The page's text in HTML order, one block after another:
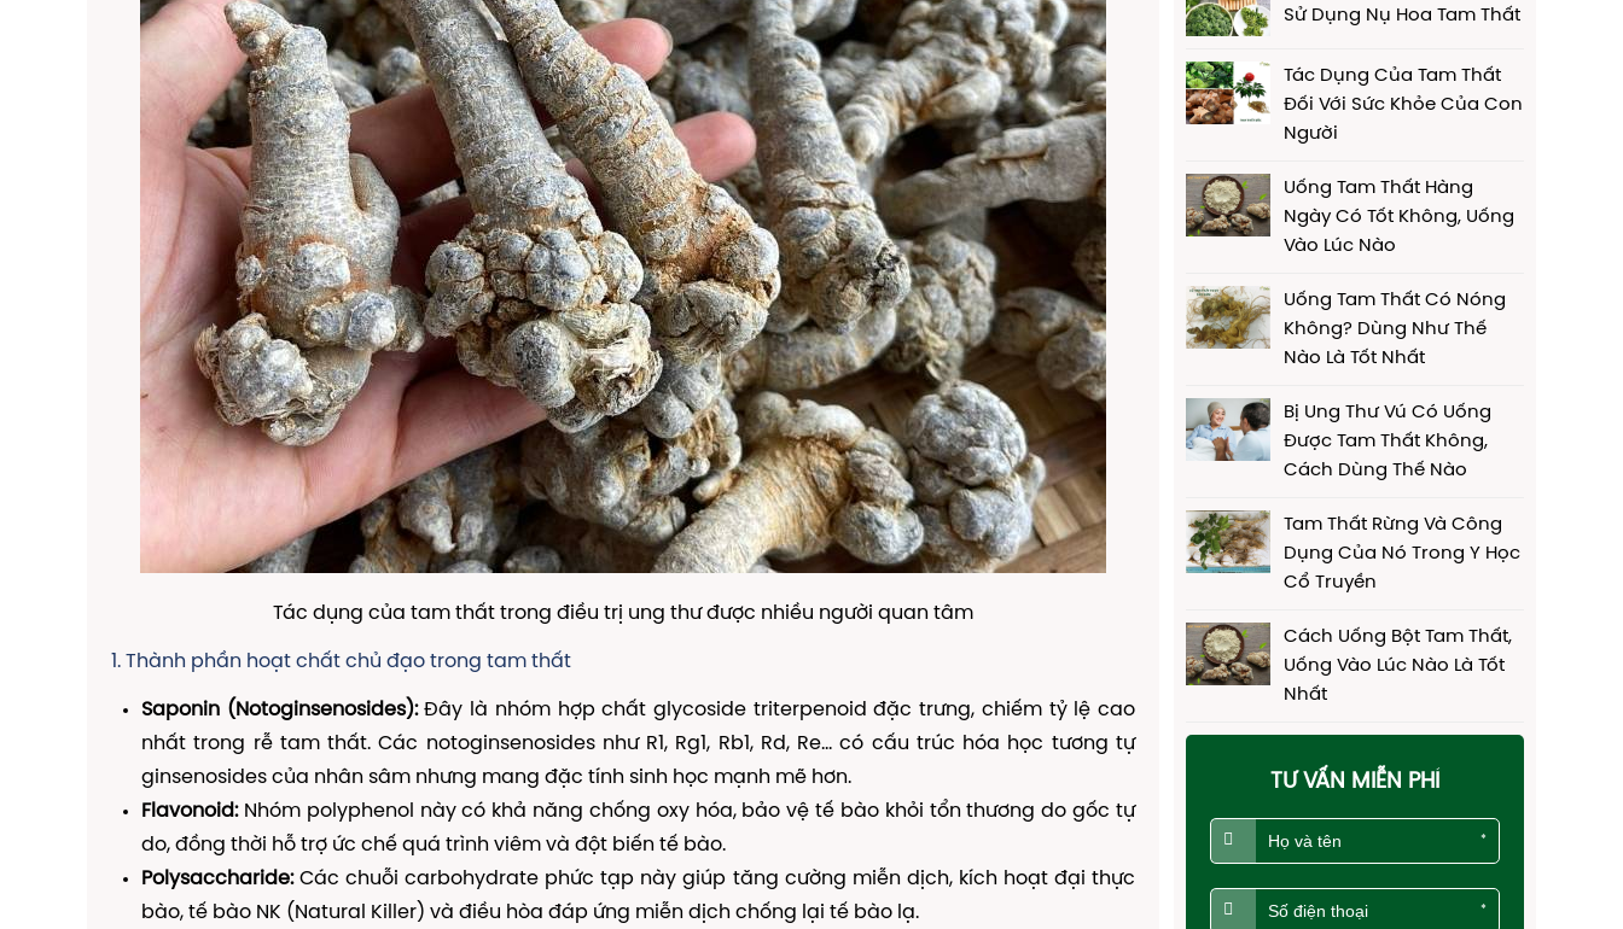
Tác dụng của tam thất trong điều trị ung thư được nhiều người quan tâm
1. Thành phần hoạt chất chủ đạo trong tam thất
Saponin (Notoginsenosides):Đây là nhóm hợp chất glycoside triterpenoid đặc trưng, chiếm tỷ lệ cao
nhất trong rễ tam thất. Các notoginsenosides như R1, Rg1, Rb1, Rd, Re... có cấu trúc hóa học tương tự
ginsenosides của nhân sâm nhưng mang đặc tính sinh học mạnh mẽ hơn.
Flavonoid:Nhóm polyphenol này có khả năng chống oxy hóa, bảo vệ tế bào khỏi tổn thương do gốc tự
do, đồng thời hỗ trợ ức chế quá trình viêm và đột biến tế bào.
Polysaccharide:Các chuỗi carbohydrate phức tạp này giúp tăng cường miễn dịch, kích hoạt đại thực
bào, tế bào NK (Natural Killer) và điều hòa đáp ứng miễn dịch chống lại tế bào lạ.
Sử Dụng Nụ Hoa Tam Thất
Tác Dụng Của Tam Thất
Đối Với Sức Khỏe Của Con
Người
Uống Tam Thất Hàng
Ngày Có Tốt Không, Uống
Vào Lúc Nào
Uống Tam Thất Có Nóng
Không? Dùng Như Thế
Nào Là Tốt Nhất
Bị Ung Thư Vú Có Uống
Được Tam Thất Không,
Cách Dùng Thế Nào
Tam Thất Rừng Và Công
Dụng Của Nó Trong Y Học
Cổ Truyền
Cách Uống Bột Tam Thất,
Uống Vào Lúc Nào Là Tốt
Nhất
TƯ VẤN MIỄN PHÍ
*
*